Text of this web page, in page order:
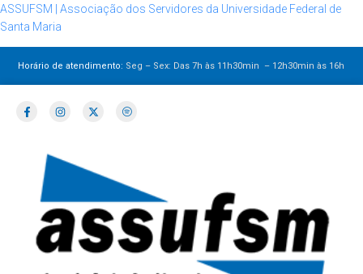
ASSUFSM | Associação dos Servidores da Universidade Federal de
Santa Maria
Horário de atendimento: Seg – Sex: Das 7h às 11h30min – 12h30minàs 16h